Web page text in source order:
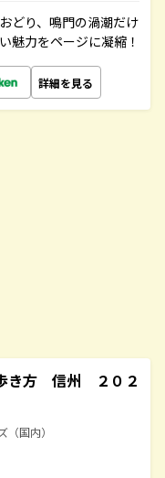
どり、鳴門の渦潮だけ
魅力をページに凝縮！
詳細を見る
き方 信州 ２０２
国内）